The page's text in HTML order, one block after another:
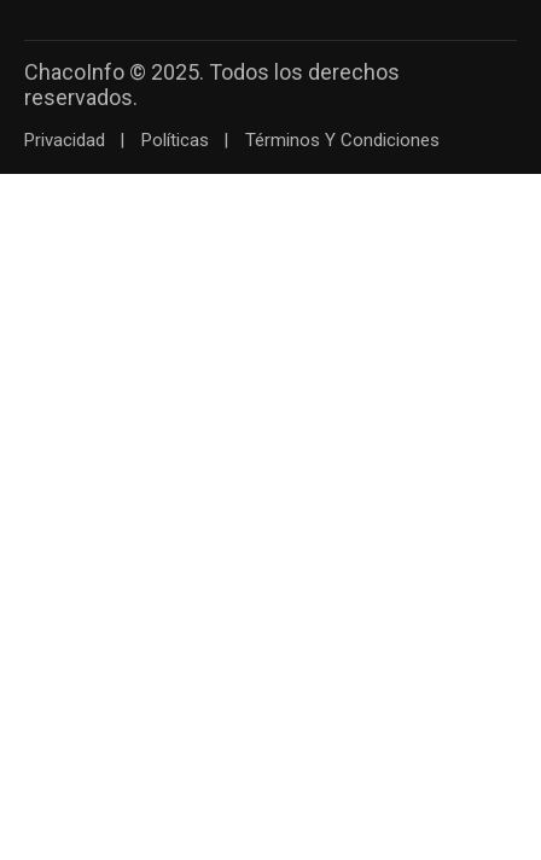
ChacoInfo © 2025. Todos los derechos
reservados.
Privacidad Políticas Términos Y Condiciones